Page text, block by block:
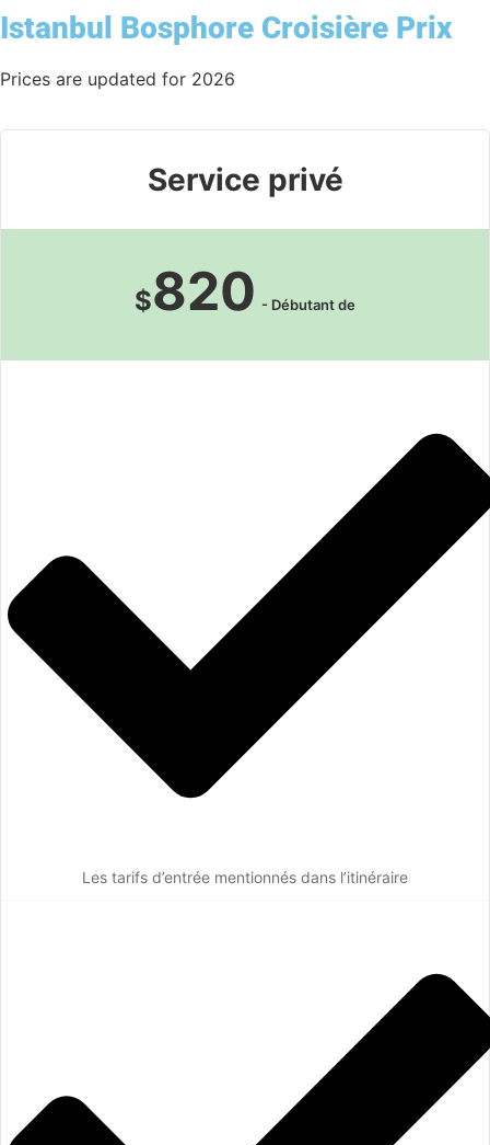
Istanbul Bosphore Croisière Prix
Prices are updated for 2026
Service privé
$820 - Débutant de
Les tarifs d’entrée mentionnés dans l’itinéraire